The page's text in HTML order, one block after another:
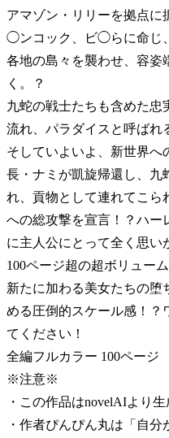
アマゾン・リリーを拠点
◯ンコック、ビ◯らに命じ
各地の島々を襲わせ、容姿
く。？
九蛇の戦士たちも含めた
流れ、パラダイスと呼ばれ
そしていよいよ、新世界へ
長・ナミが凱旋帰還し、九
れ、貢物として連れてこら
への総攻撃を宣言！？ハ
に主人公にとって全く思い
100ページ超の超ボリュー
新たに加わる美女たちの堕
める圧倒的スケール感！？
てください！
全編フルカラー 100ページ
※注意※
・この作品はnovelAIより
・作者ぴんぴん丸は「自